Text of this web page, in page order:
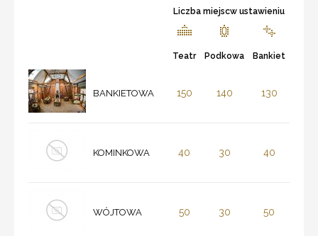
Liczba miejscw ustawieniu
Teatr Podkowa Bankiet
BANKIETOWA 150 140 130
KOMINKOWA 40 30 40
WÓJTOWA 50 30 50